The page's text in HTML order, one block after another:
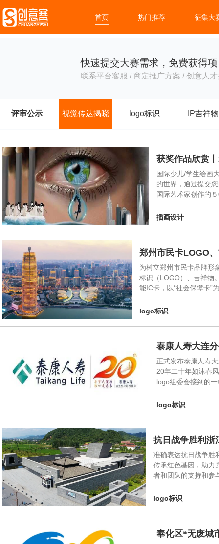
首页 热门推荐 征集大
快速提交大赛需求，免费获得
联系平台客服 / 商定推广方案 / 创意人
评审公示 视觉传达揭晓 logo标识 IP吉祥物
获奖作品欣赏
国际少儿/学生绘画
的世界，通过提交
国际艺术家创作的
插画设计
郑州市民卡LOGO
为树立郑州市民卡品牌形
标识（LOGO）、吉祥物
能IC卡，以“社会保障卡”
logo标识
泰康人寿大连
正式发布泰康人寿
20年二十年如沐春
logo组委会接到的
logo标识
抗日战争胜利浙
准确表达抗日战争胜
传承红色基因，助力
者和团队的支持和参
logo标识
奉化区“无废城